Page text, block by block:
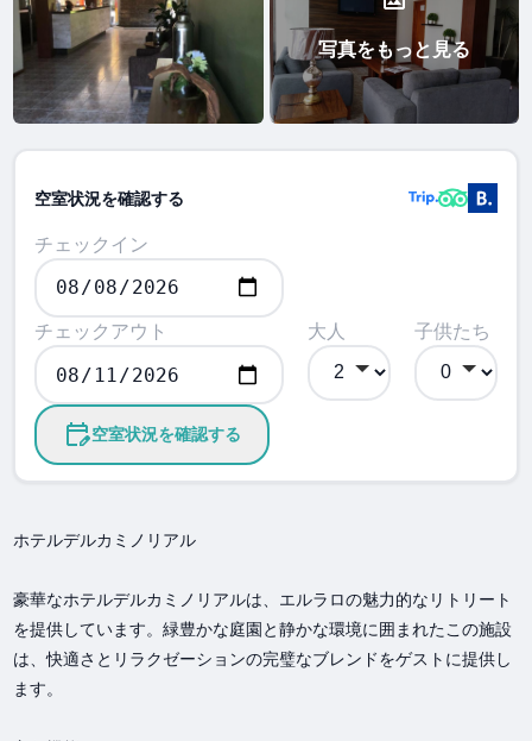
写真をもっと見る
空室状況を確認する
チェックイン
チェックアウト 大人 子供たち
空室状況を確認する
ホテルデルカミノリアル
豪華なホテルデルカミノリアルは、エルラロの魅力的なリトリート
を提供しています。緑豊かな庭園と静かな環境に囲まれたこの施設
は、快適さとリラクゼーションの完璧なブレンドをゲストに提供し
ます。